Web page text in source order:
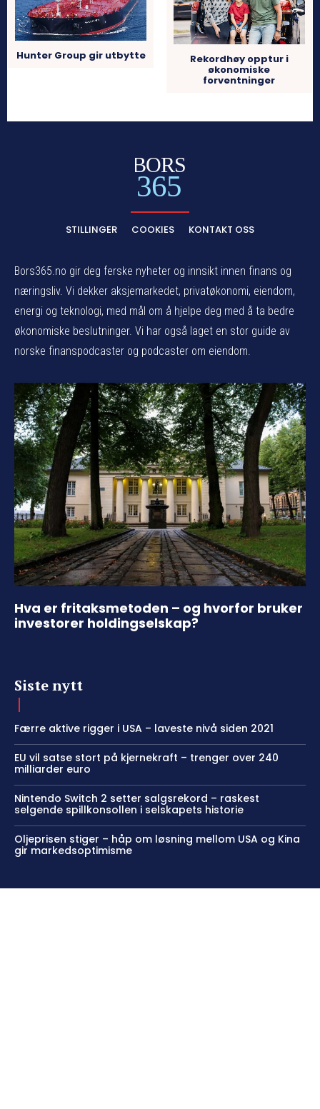
Hunter Group gir utbytte Rekordhøy opptur i
økonomiske
forventninger
BORS
365
STILLINGER COOKIES KONTAKT OSS
Bors365.no gir deg ferske nyheter og innsikt innen finans og
næringsliv. Vi dekker aksjemarkedet, privatøkonomi, eiendom,
energi og teknologi, med mål om å hjelpe deg med å ta bedre
økonomiske beslutninger. Vi har også laget en stor guide av
norske finanspodcaster og podcaster om eiendom.
Hva er fritaksmetoden – og hvorfor bruker
investorer holdingselskap?
Siste nytt
Færre aktive rigger i USA – laveste nivå siden 2021
EU vil satse stort på kjernekraft – trenger over 240
milliarder euro
Nintendo Switch 2 setter salgsrekord – raskest
selgende spillkonsollen i selskapets historie
Oljeprisen stiger – håp om løsning mellom USA og Kina
gir markedsoptimisme